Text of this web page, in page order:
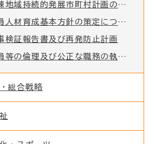
紋別市過疎地域持続的発展市町村計画の策定について
紋別市職員人材育成基本方針の策定について
検証報告書及び再発防止計画
紋別市職員等の倫理及び公正な職務の執行の確保について
総合戦略